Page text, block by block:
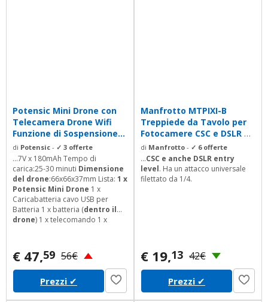
Potensic Mini Drone con
Telecamera Drone Wifi
Funzione di Sospensione...
di Potensic - ✓ 3 offerte
...7V x 180mAh Tempo di
carica:25-30 minuti Dimensione
del drone:66x66x37mm Lista: 1 x
Potensic Mini Drone 1 x
Caricabatteria cavo USB per
Batteria 1 x batteria (dentro il
drone) 1 x telecomando 1 x
15M per non
perdere il drone
Da utilizzare sotto la supervisione
diretta di un adulto
€ 47,59 56€
Prezzi ✔
Manfrotto MTPIXI-B
Treppiede da Tavolo per
Fotocamere CSC e DSLR ed
Impugnatura...
di Manfrotto - ✓ 6 offerte
...CSC e anche DSLR entry
level. Ha un attacco universale
filettato da 1/4.
€ 19,13 42€
Prezzi ✔